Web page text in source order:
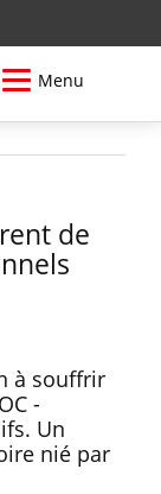
Menu
de
à souffrir
-
Un
nié par